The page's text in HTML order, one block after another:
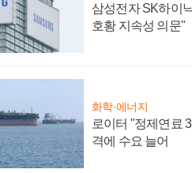
삼성전자 SK하이
호황 지속성 의문"
화학·에너지
로이터 "정제연료
격에 수요 늘어